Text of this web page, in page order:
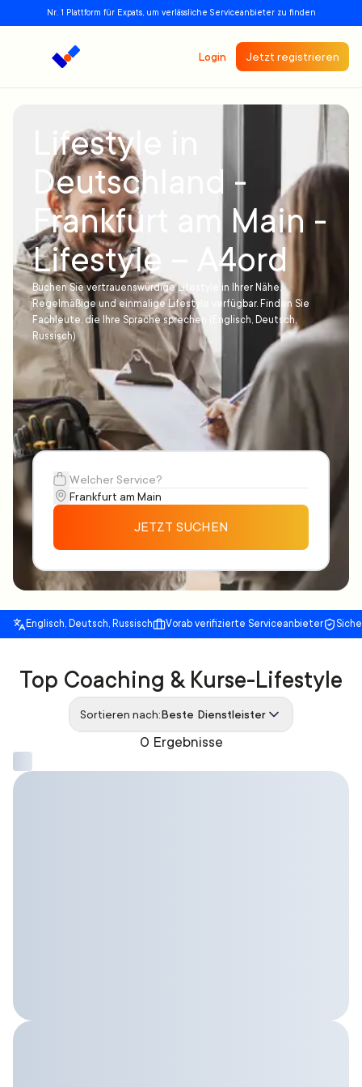
Nr. 1 Plattform für Expats, um verlässliche Serviceanbieter zu finden
Login Jetzt registrieren
Lifestyle in
Deutschland -
Frankfurt am Main -
Lifestyle – A4ord
Buchen Sie vertrauenswürdige Lifestyle in Ihrer Nähe.
Regelmäßige und einmalige Lifestyle verfügbar. Finden Sie
Fachleute, die Ihre Sprache sprechen (Englisch, Deutsch,
Russisch)
JETZT SUCHEN
Englisch, Deutsch, Russisch Vorab verifizierte Serviceanbieter
0 Ergebnisse
Top Coaching & Kurse-Lifestyle
Sortieren nach:Beste Dienstleister